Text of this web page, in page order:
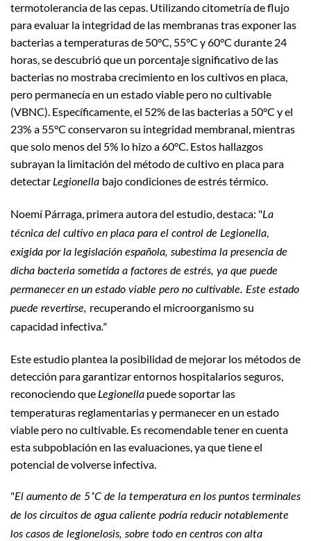
termotolerancia de las cepas. Utilizando citometría de flujo
para evaluar la integridad de las membranas tras exponer las
bacterias a temperaturas de 50°C, 55°C y 60°C durante 24
horas, se descubrió que un porcentaje significativo de las
bacterias no mostraba crecimiento en los cultivos en placa,
pero permanecía en un estado viable pero no cultivable
(VBNC). Específicamente, el 52% de las bacterias a 50°C y el
23% a 55°C conservaron su integridad membranal, mientras
que solo menos del 5% lo hizo a 60°C. Estos hallazgos
subrayan la limitación del método de cultivo en placa para
detectarLegionella bajo condiciones de estrés térmico.
Noemí Párraga, primera autora del estudio, destaca: "La
técnica del cultivo en placa para el control de Legionella,
exigida por la legislación española, subestima la presencia de
dicha bacteria sometida a factores de estrés, ya que puede
permanecer en un estado viable pero no cultivable. Este estado
puede revertirse, recuperando el microorganismo su
capacidad infectiva."
Este estudio plantea la posibilidad de mejorar los métodos de
detección para garantizar entornos hospitalarios seguros,
reconociendo queLegionella puede soportar las
temperaturas reglamentarias y permanecer en un estado
viable pero no cultivable. Es recomendable tener en cuenta
esta subpoblación en las evaluaciones, ya que tiene el
potencial de volverse infectiva.
"El aumento de 5˚C de la temperatura en los puntos terminales
de los circuitos de agua caliente podría reducir notablemente
los casos de legionelosis, sobre todo en centros con alta